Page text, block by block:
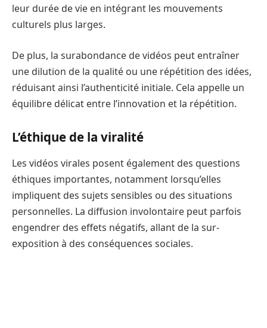
leur durée de vie en intégrant les mouvements
culturels plus larges.
De plus, la surabondance de vidéos peut entraîner
une dilution de la qualité ou une répétition des idées,
réduisant ainsi l’authenticité initiale. Cela appelle un
équilibre délicat entre l’innovation et la répétition.
L’éthique de la viralité
Les vidéos virales posent également des questions
éthiques importantes, notamment lorsqu’elles
impliquent des sujets sensibles ou des situations
personnelles. La diffusion involontaire peut parfois
engendrer des effets négatifs, allant de la sur-
exposition à des conséquences sociales.